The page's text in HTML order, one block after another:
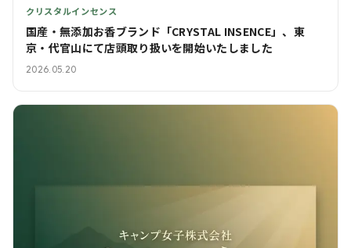
クリスタルインセンス
国産・無添加お香ブランド「CRYSTAL INSENCE」、東
京・代官山にて店頭取り扱いを開始いたしました
2026.05.20